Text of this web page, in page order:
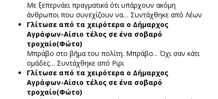
Με ξεπερνάει πραγματικά ότι υπάρχουν ακόμη
άνθρωποι που συνεχίζουν να… Συντάχθηκε από Λέων
Γλίτωσε από τα χειρότερα ο Δήμαρχος
Αγράφων-Αίσιο τέλος σε ένα σοβαρό
τροχαίο(Φώτο)
Μπράβο στο βήμα του πολίτη. Μπράβο... Όχι σαν κάτι
ομάδες… Συντάχθηκε από Ριρι
Γλίτωσε από τα χειρότερα ο Δήμαρχος
Αγράφων-Αίσιο τέλος σε ένα σοβαρό
τροχαίο(Φώτο)